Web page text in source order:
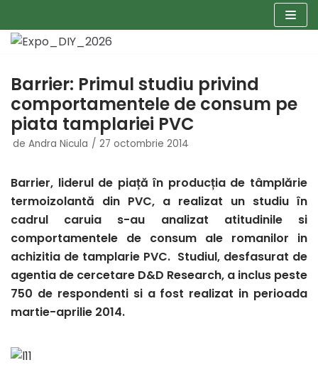
Sari
conținut
Barrier: Primul studiu privind
comportamentele de consum pe
piata tamplariei PVC
de Andra Nicula 27 octombrie 2014
Barrier, liderul de piață în producția de tâmplărie
termoizolantă din PVC, a realizat un studiu în
cadrul caruia s-au analizat atitudinile si
comportamentele de consum ale romanilor in
achizitia de tamplarie PVC. Studiul, desfasurat de
agentia de cercetare D&D Research, a inclus peste
750 de respondenti si a fost realizat in perioada
martie-aprilie 2014.